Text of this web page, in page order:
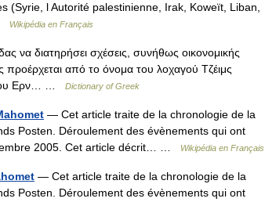
(Syrie, l Autorité palestinienne, Irak, Koweït, Liban,
Wikipédia en Français
να διατηρήσει σχέσεις, συνήθως οικονομικής
από το όνομα του λοχαγού Τζέιμς
του Eρν… …
Dictionary of Greek
— Cet article traite de la chronologie de la
Posten. Déroulement des évènements qui ont
2005. Cet article décrit… …
Wikipédia en Français
— Cet article traite de la chronologie de la
Posten. Déroulement des évènements qui ont